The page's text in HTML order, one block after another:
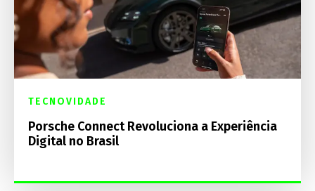
TECNOVIDADE
Porsche Connect Revoluciona a Experiência
Digital no Brasil